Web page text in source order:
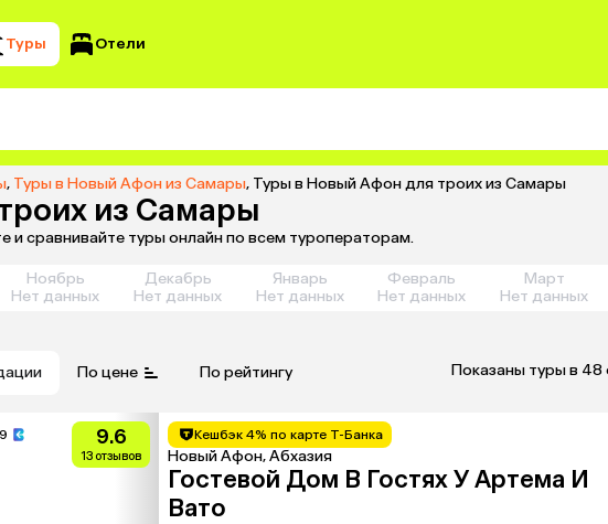
Туры Отели
, Туры в Новый Афон из Самары, Туры в Новый Афон для троих из Самары
из Самары
сравнивайте туры онлайн по всем туроператорам.
Ноябрь
Нет данных
Декабрь
Нет данных
Январь
Нет данных
Февраль
Нет данных
Март
Нет данных
По цене По рейтингу Показаны туры в 48
9.6
13 отзывов
Кешбэк 4% по карте Т-Банка
Новый Афон, Абхазия
Гостевой Дом В Гостях У Артема И
Вато